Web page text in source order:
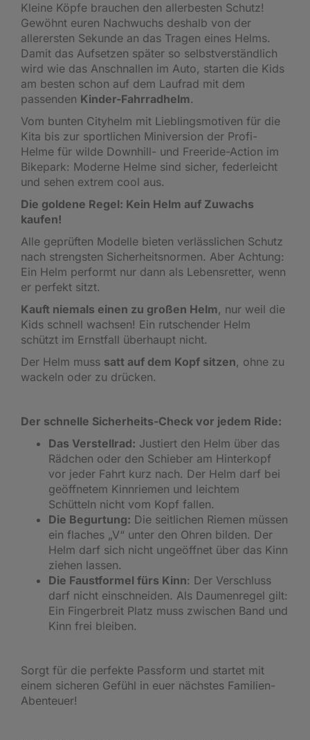
Kleine Köpfe brauchen den allerbesten Schutz!
Gewöhnt euren Nachwuchs deshalb von der
allerersten Sekunde an das Tragen eines Helms.
Damit das Aufsetzen später so selbstverständlich
wird wie das Anschnallen im Auto, starten die Kids
am besten schon auf dem Laufrad mit dem
passenden Kinder-Fahrradhelm.
Vom bunten Cityhelm mit Lieblingsmotiven für die
Kita bis zur sportlichen Miniversion der Profi-
Helme für wilde Downhill- und Freeride-Action im
Bikepark: Moderne Helme sind sicher, federleicht
und sehen extrem cool aus.
Die goldene Regel: Kein Helm auf Zuwachs
kaufen!
Alle geprüften Modelle bieten verlässlichen Schutz
nach strengsten Sicherheitsnormen. Aber Achtung:
Ein Helm performt nur dann als Lebensretter, wenn
er perfekt sitzt.
Kauft niemals einen zu großen Helm, nur weil die
Kids schnell wachsen! Ein rutschender Helm
schützt im Ernstfall überhaupt nicht.
Der Helm muss satt auf dem Kopf sitzen, ohne zu
wackeln oder zu drücken.
Der schnelle Sicherheits-Check vor jedem Ride:
Das Verstellrad: Justiert den Helm über das
Rädchen oder den Schieber am Hinterkopf
vor jeder Fahrt kurz nach. Der Helm darf bei
geöffnetem Kinnriemen und leichtem
Schütteln nicht vom Kopf fallen.
Die Begurtung: Die seitlichen Riemen müssen
ein flaches „V“ unter den Ohren bilden. Der
Helm darf sich nicht ungeöffnet über das Kinn
ziehen lassen.
Die Faustformel fürs Kinn: Der Verschluss
darf nicht einschneiden. Als Daumenregel gilt:
Ein Fingerbreit Platz muss zwischen Band und
Kinn frei bleiben.
Sorgt für die perfekte Passform und startet mit
einem sicheren Gefühl in euer nächstes Familien-
Abenteuer!